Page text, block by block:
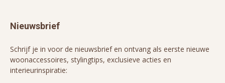
Nieuwsbrief
Schrijf je in voor de nieuwsbrief en ontvang als eerste nieuwe
woonaccessoires, stylingtips, exclusieve acties en
interieurinspiratie: